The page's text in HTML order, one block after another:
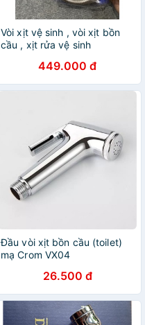
Vòi xịt vệ sinh , vòi xịt bồn
cầu , xịt rửa vệ sinh
449.000 đ
Đầu vòi xịt bồn cầu (toilet)
mạ Crom VX04
26.500 đ